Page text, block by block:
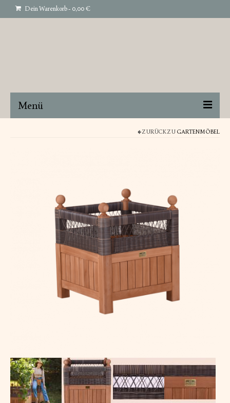
Dein Warenkorb- 0,00€
Menü
ÜBER UNS
ZURÜCK ZU GARTENMÖBEL